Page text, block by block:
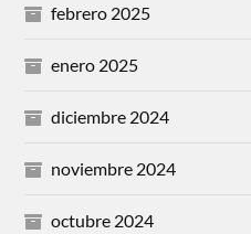
febrero 2025
enero 2025
diciembre 2024
noviembre 2024
octubre 2024